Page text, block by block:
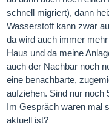
schnell migriert), dann
Wasserstoff kann zwar
da wird auch immer
Haus und da meine
auch der Nachbar noch
eine benachbarte,
aufziehen. Sind nur noch
Im Gespräch waren mal
aktuell ist?